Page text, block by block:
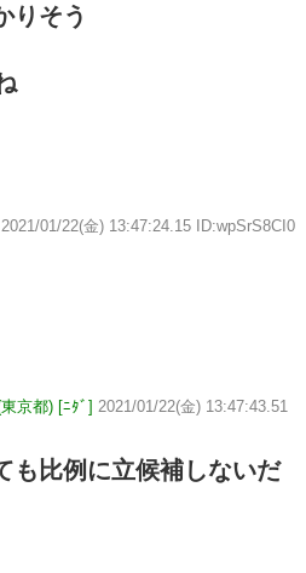
りそう
2021/01/22(金) 13:47:24.15 ID:wpSrS8CI0
京都) [ﾆﾀﾞ] 2021/01/22(金) 13:47:43.51
も比例に立候補しないだ